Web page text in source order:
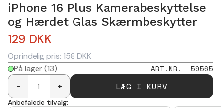
iPhone 16 Plus Kamerabeskyttelse
og Hærdet Glas Skærmbeskytter
129 DKK
Oprindelig pris: 158 DKK
På lager(13) ART.NR. : 59565
-
+ LÆG I KURV
Anbefalede tilvalg: